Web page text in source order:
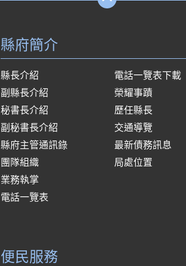
縣府簡介
縣長介紹
副縣長介紹
秘書長介紹
副秘書長介紹
縣府主管通訊錄
團隊組織
業務執掌
電話一覽表
電話一覽表下載
榮耀事蹟
歷任縣長
交通導覽
最新債務訊息
局處位置
便民服務